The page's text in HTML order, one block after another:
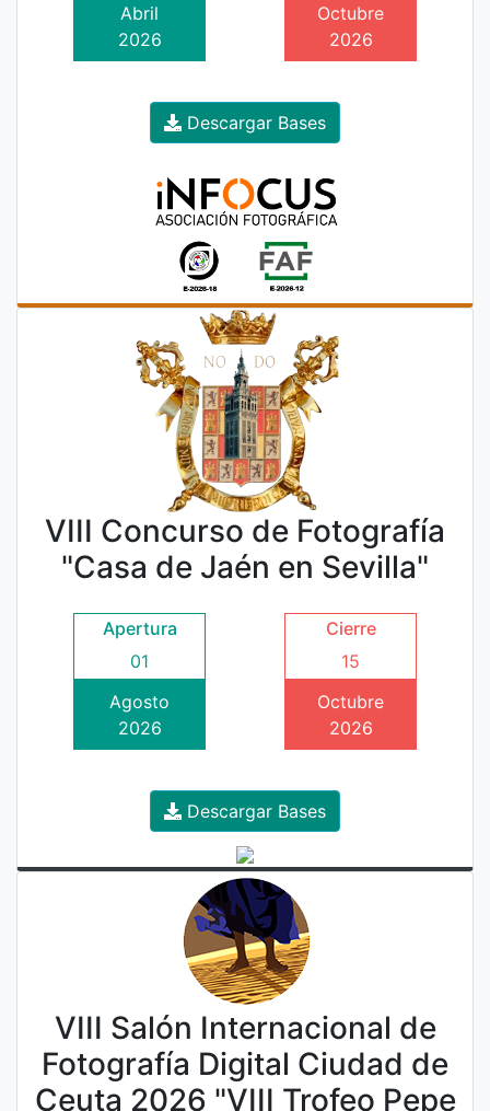
Abril
2026
Octubre
2026
Descargar Bases
VIII Concurso de Fotografía
"Casa de Jaén en Sevilla"
Apertura
01
Agosto
2026
Cierre
15
Octubre
2026
Descargar Bases
VIII Salón Internacional de
Fotografía Digital Ciudad de
Ceuta 2026 "VIII Trofeo Pepe